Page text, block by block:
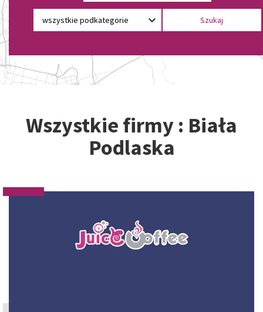
Wszystkie firmy : Biała
Podlaska